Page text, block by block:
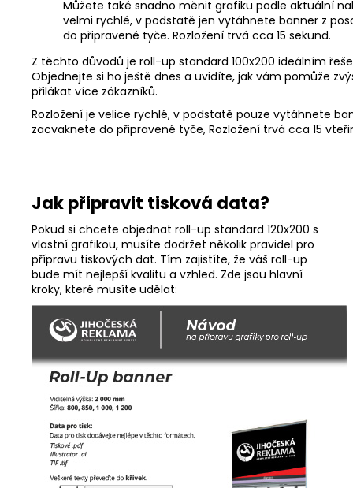
Můžete také snadno měnit grafiku podle aktuální
velmi rychlé, v podstatě jen vytáhnete banner z
do připravené tyče. Rozložení trvá cca 15 sekund.
Z těchto důvodů je roll-up standard 100x200 ideálním
Objednejte si ho ještě dnes a uvidíte, jak vám pomůže
přilákat více zákazníků.
Rozložení je velice rychlé, v podstatě pouze vytáhnete
zacvaknete do připravené tyče, Rozložení trvá cca 15
Jak připravit tisková data?
Pokud si chcete objednat roll-up standard 120x200 s
vlastní grafikou, musíte dodržet několik pravidel pro
přípravu tiskových dat. Tím zajistíte, že váš roll-up
bude mít nejlepší kvalitu a vzhled. Zde jsou hlavní
kroky, které musíte udělat: